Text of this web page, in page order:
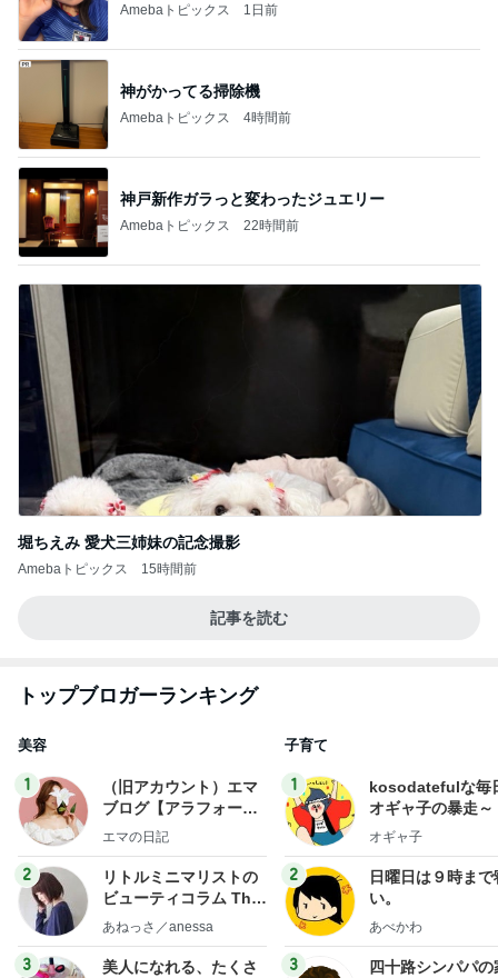
Amebaトピックス 1日前
神がかってる掃除機
Amebaトピックス 4時間前
神戸新作ガラっと変わったジュエリー
Amebaトピックス 22時間前
堀ちえみ 愛犬三姉妹の記念撮影
Amebaトピックス 15時間前
記事を読む
トップブロガーランキング
美容
1
（旧アカウント）エマ
ブログ【アラフォー会
社売却セカンドライ
エマの日記
2
リトルミニマリストの
ビューティコラム The
little minimalist's bea
あねっさ／anessa
3
美人になれる、たくさ
子育て
1
kosodatefulな毎
オギャ子の暴走～
オギャ子
2
日曜日は９時まで
い。
あべかわ
3
四十路シンパパの